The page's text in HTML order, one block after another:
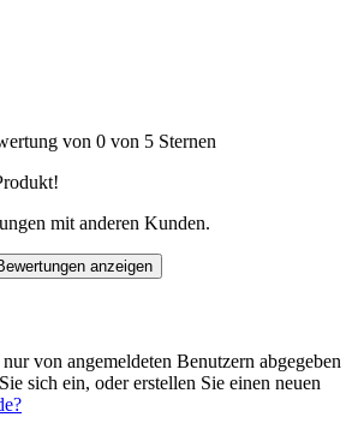
von 0 von 5 Sternen
mit anderen Kunden.
anzeigen
von angemeldeten Benutzern abgegeben
sich ein, oder erstellen Sie einen neuen